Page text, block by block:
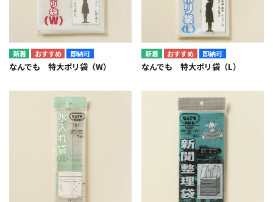
即納可
なんでも 特大ポリ袋（W）
即納可
なんでも 特大ポリ袋（L）